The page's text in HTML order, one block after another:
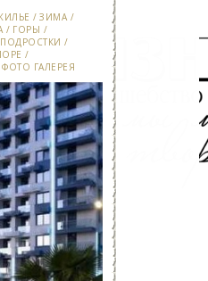
/ЗИМА /
/ ГОРЫ /
ПОДРОСТКИ /
/
ФОТО ГАЛЕРЕЯ